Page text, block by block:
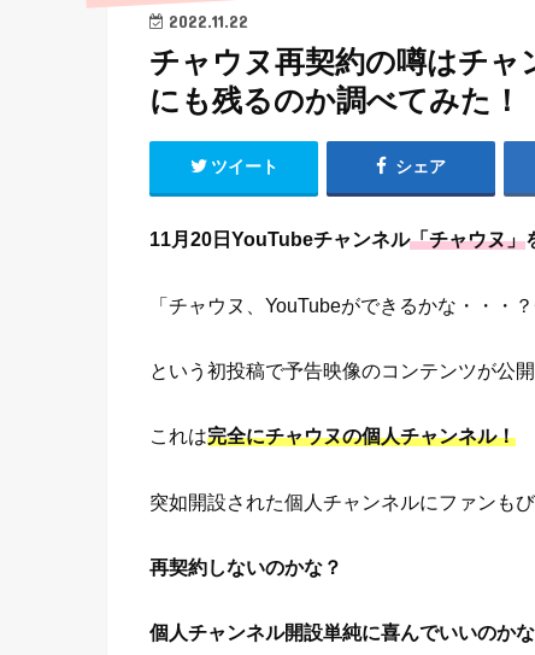
2022.11.22
チャウヌ再契約の噂はチ
にも残るのか調べてみた！
ツイート シェア
11月20日YouTubeチャンネル「チャウヌ」
「チャウヌ、YouTubeができるかな・・・
という初投稿で予告映像のコンテンツが公開
これは完全にチャウヌの個人チャンネル！
突如開設された個人チャンネルにファンもび
再契約しないのかな？
個人チャンネル開設単純に喜んでいいのか